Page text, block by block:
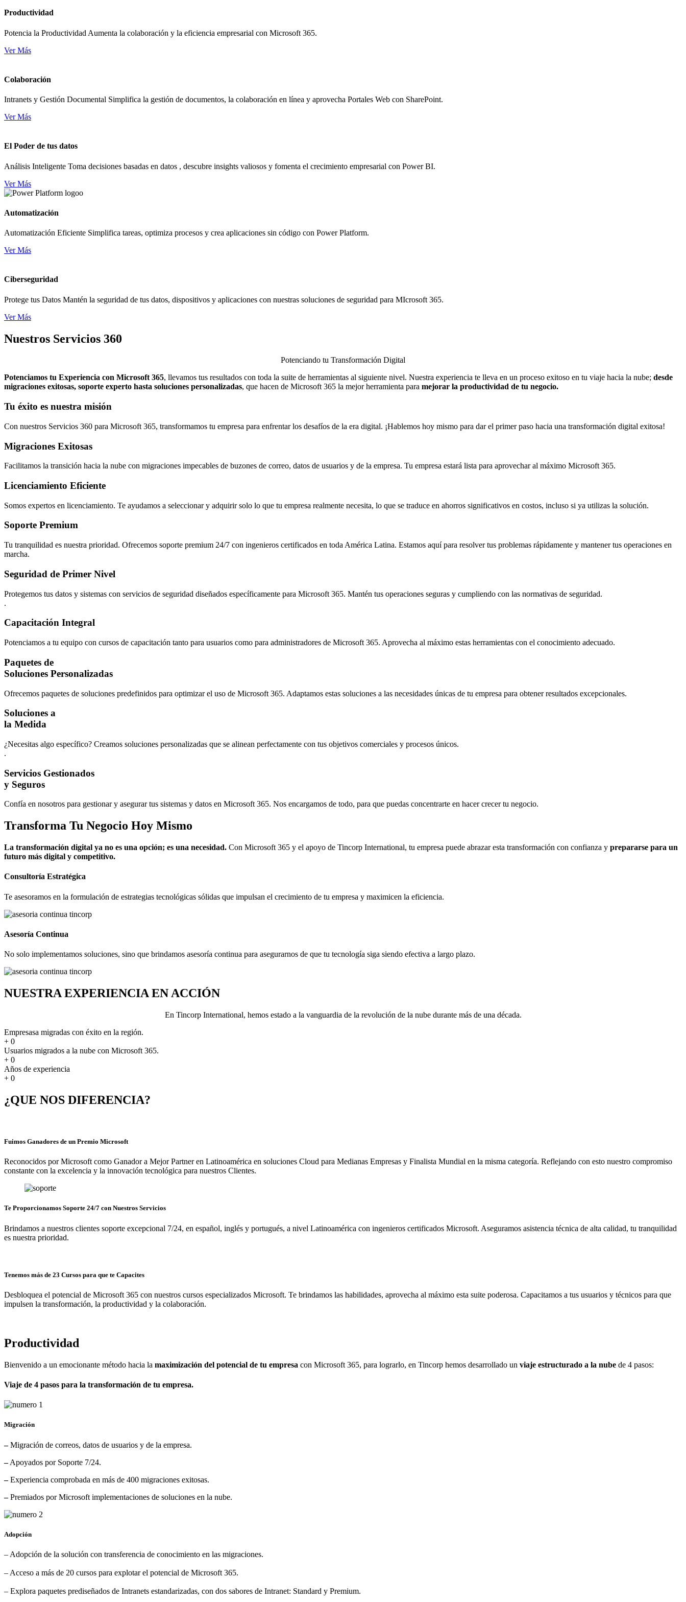
Productividad
Potencia la Productividad Aumenta la colaboración y la eficiencia empresarial con Microsoft 365.
Ver Más
Colaboración
Intranets y Gestión Documental Simplifica la gestión de documentos, la colaboración en línea y aprovecha Portales Web con SharePoint.
Ver Más
El Poder de tus datos
Análisis Inteligente Toma decisiones basadas en datos , descubre insights valiosos y fomenta el crecimiento empresarial con Power BI.
Ver Más
Automatización
Automatización Eficiente Simplifica tareas, optimiza procesos y crea aplicaciones sin código con Power Platform.
Ver Más
Ciberseguridad
Protege tus Datos Mantén la seguridad de tus datos, dispositivos y aplicaciones con nuestras soluciones de seguridad para MIcrosoft 365.
Ver Más
Nuestros Servicios 360
Potenciando tu Transformación Digital
Potenciamos tu Experiencia con Microsoft 365, llevamos tus resultados con toda la suite de herramientas al siguiente nivel. Nuestra experiencia te lleva en un proceso exitoso en tu viaje hacia la nube; desde
migraciones exitosas, soporte experto hasta soluciones personalizadas, que hacen de Microsoft 365 la mejor herramienta para mejorar la productividad de tu negocio.
Tu éxito es nuestra misión
Con nuestros Servicios 360 para Microsoft 365, transformamos tu empresa para enfrentar los desafíos de la era digital. ¡Hablemos hoy mismo para dar el primer paso hacia una transformación digital exitosa!
Migraciones Exitosas
Facilitamos la transición hacia la nube con migraciones impecables de buzones de correo, datos de usuarios y de la empresa. Tu empresa estará lista para aprovechar al máximo Microsoft 365.
Licenciamiento Eficiente
Somos expertos en licenciamiento. Te ayudamos a seleccionar y adquirir solo lo que tu empresa realmente necesita, lo que se traduce en ahorros significativos en costos, incluso si ya utilizas la solución.
Soporte Premium
Tu tranquilidad es nuestra prioridad. Ofrecemos soporte premium 24/7 con ingenieros certificados en toda América Latina. Estamos aquí para resolver tus problemas rápidamente y mantener tus operaciones en
marcha.
Seguridad de Primer Nivel
Protegemos tus datos y sistemas con servicios de seguridad diseñados específicamente para Microsoft 365. Mantén tus operaciones seguras y cumpliendo con las normativas de seguridad.
.
Capacitación Integral
Potenciamos a tu equipo con cursos de capacitación tanto para usuarios como para administradores de Microsoft 365. Aprovecha al máximo estas herramientas con el conocimiento adecuado.
Paquetes de
Soluciones Personalizadas
Ofrecemos paquetes de soluciones predefinidos para optimizar el uso de Microsoft 365. Adaptamos estas soluciones a las necesidades únicas de tu empresa para obtener resultados excepcionales.
Soluciones a
la Medida
¿Necesitas algo específico? Creamos soluciones personalizadas que se alinean perfectamente con tus objetivos comerciales y procesos únicos.
.
Servicios Gestionados
y Seguros
Confía en nosotros para gestionar y asegurar tus sistemas y datos en Microsoft 365. Nos encargamos de todo, para que puedas concentrarte en hacer crecer tu negocio.
Transforma Tu Negocio Hoy Mismo
La transformación digital ya no es una opción; es una necesidad. Con Microsoft 365 y el apoyo de Tincorp International, tu empresa puede abrazar esta transformación con confianza y prepararse para un
futuro más digital y competitivo.
Consultoría Estratégica
Te asesoramos en la formulación de estrategias tecnológicas sólidas que impulsan el crecimiento de tu empresa y maximicen la eficiencia.
Asesoría Continua
No solo implementamos soluciones, sino que brindamos asesoría continua para asegurarnos de que tu tecnología siga siendo efectiva a largo plazo.
NUESTRA EXPERIENCIA EN ACCIÓN
En Tincorp International, hemos estado a la vanguardia de la revolución de la nube durante más de una década.
Empresasa migradas con éxito en la región.
+ 0
Usuarios migrados a la nube con Microsoft 365.
+ 0
Años de experiencia
+ 0
¿QUE NOS DIFERENCIA?
Fuimos Ganadores de un Premio Microsoft
Reconocidos por Microsoft como Ganador a Mejor Partner en Latinoamérica en soluciones Cloud para Medianas Empresas y Finalista Mundial en la misma categoría. Reflejando con esto nuestro compromiso
constante con la excelencia y la innovación tecnológica para nuestros Clientes.
Te Proporcionamos Soporte 24/7 con Nuestros Servicios
Brindamos a nuestros clientes soporte excepcional 7/24, en español, inglés y portugués, a nivel Latinoamérica con ingenieros certificados Microsoft. Aseguramos asistencia técnica de alta calidad, tu tranquilidad
es nuestra prioridad.
Tenemos más de 23 Cursos para que te Capacites
Desbloquea el potencial de Microsoft 365 con nuestros cursos especializados Microsoft. Te brindamos las habilidades, aprovecha al máximo esta suite poderosa. Capacitamos a tus usuarios y técnicos para que
impulsen la transformación, la productividad y la colaboración.
Productividad
Bienvenido a un emocionante método hacia la maximización del potencial de tu empresa con Microsoft 365, para lograrlo, en Tincorp hemos desarrollado un viaje estructurado a la nube de 4 pasos:
Viaje de 4 pasos para la transformación de tu empresa.
Migración
–Migración de correos, datos de usuarios y de la empresa.
–Apoyados por Soporte 7/24.
–Experiencia comprobada en más de 400 migraciones exitosas.
–Premiados por Microsoft implementaciones de soluciones en la nube.
Adopción
– Adopción de la solución con transferencia de conocimiento en las migraciones.
– Acceso a más de 20 cursos para explotar el potencial de Microsoft 365.
– Explora paquetes prediseñados de Intranets estandarizadas, con dos sabores de Intranet: Standard y Premium.